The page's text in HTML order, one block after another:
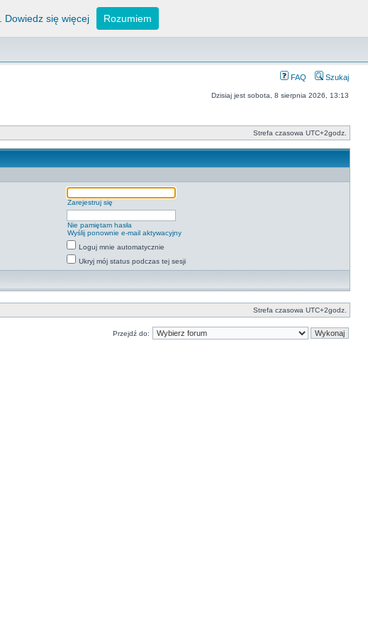
FAQ Szukaj
Dzisiaj jest sobota, 8 sierpnia 2026, 13:13
Strefa czasowa UTC+2godz.
Zarejestruj się
Nie pamiętam hasła
Wyślij ponownie e-mail aktywacyjny
Loguj mnie automatycznie
Ukryj mój status podczas tej sesji
Strefa czasowa UTC+2godz.
Przejdź do:
Dowiedz się więcej Rozumiem